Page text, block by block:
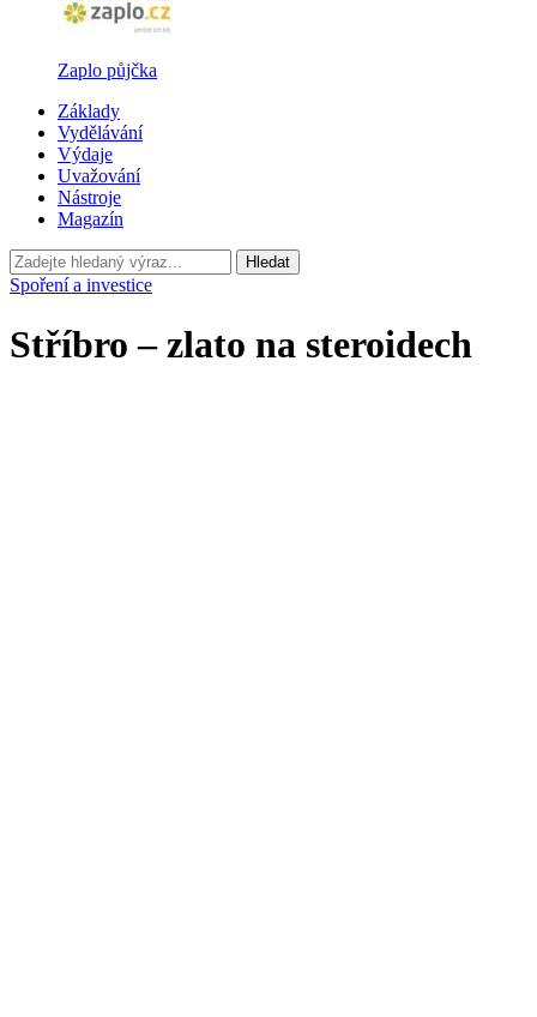
Zaplo půjčka
Základy
Vydělávání
Výdaje
Uvažování
Nástroje
Magazín
Hledat
Spoření a investice
Stříbro – zlato na steroidech